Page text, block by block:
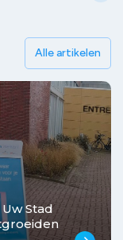
Alle artikelen
Stad